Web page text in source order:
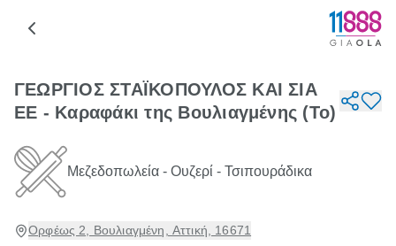
ΓΕΩΡΓΙΟΣ ΣΤΑΪΚΟΠΟΥΛΟΣ ΚΑΙ ΣΙΑ
ΕΕ - Καραφάκι της Βουλιαγμένης (Το)
Μεζεδοπωλεία - Ουζερί - Τσιπουράδικα
Ορφέως 2, Βουλιαγμένη, Αττική, 16671